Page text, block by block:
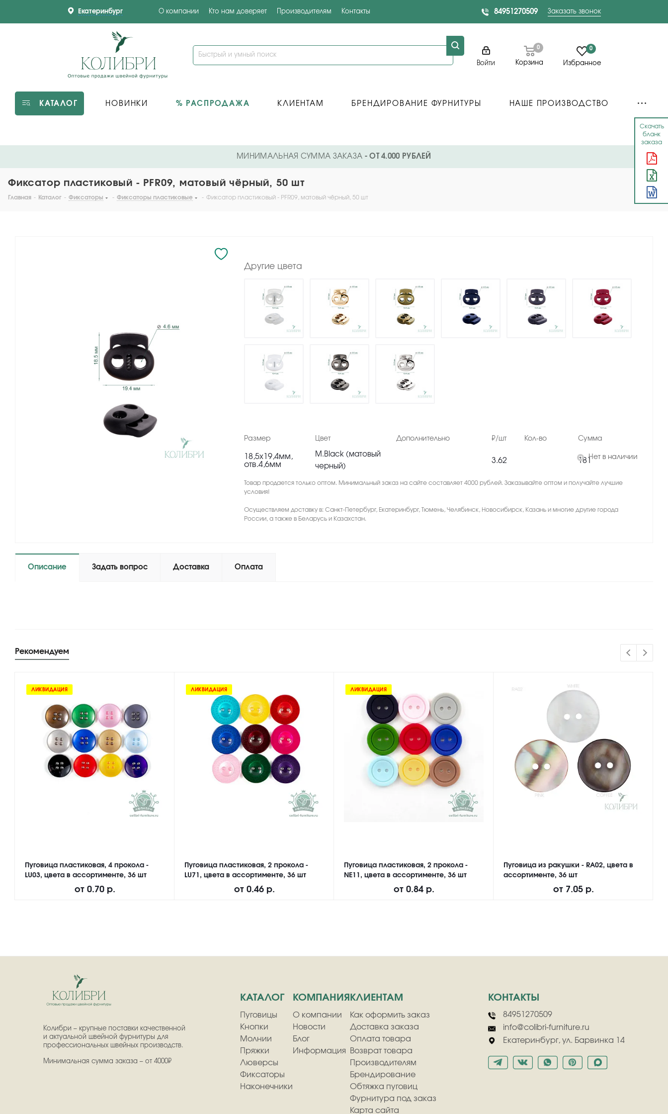
Скачать
бланк
заказа
Екатеринбург О компании Кто нам доверяет Производителям Контакты 84951270509 Заказать звонок
Войти Корзина
0 0
Избранное
КАТАЛОГ НОВИНКИ % РАСПРОДАЖА КЛИЕНТАМ БРЕНДИРОВАНИЕ ФУРНИТУРЫ НАШЕ ПРОИЗВОДСТВО
МИНИМАЛЬНАЯ СУММА ЗАКАЗА - ОТ 4.000 РУБЛЕЙ
Фиксатор пластиковый - PFR09, матовый чёрный, 50 шт
Главная - Каталог - Фиксаторы - Фиксаторы пластиковые - Фиксатор пластиковый - PFR09, матовый чёрный, 50 шт
Другие цвета
Размер Цвет Дополнительно ₽/шт Кол-во Сумма
18,5х19,4мм,
отв.4,6мм
M.Black (матовый
черный)
3.62 181Нет в наличии
Товар продается только оптом. Минимальный заказ на сайте составляет 4000 рублей. Заказывайте оптом и получайте лучшие
условия!
Осуществляем доставку в: Санкт-Петербург, Екатеринбург, Тюмень, Челябинск, Новосибирск, Казань и многие другие города
России, а также в Беларусь и Казахстан.
Описание Задать вопрос Доставка Оплата
Рекомендуем
ЛИКВИДАЦИЯ
Пуговица пластиковая, 4 прокола -
LU03, цвета в ассортименте, 36 шт
от 0.70 р.
ЛИКВИДАЦИЯ
Пуговица пластиковая, 2 прокола -
LU71, цвета в ассортименте, 36 шт
от 0.46 р.
ЛИКВИДАЦИЯ
Пуговица пластиковая, 2 прокола -
NE11, цвета в ассортименте, 36 шт
от 0.84 р.
Пуговица из ракушки - RA02, цвета в
ассортименте, 36 шт
от 7.05 р.
Колибри – крупные поставки качественной
и актуальной швейной фурнитуры для
профессиональных швейных производств.
Минимальная сумма заказа – от 4000₽
КАТАЛОГ
Пуговицы
Кнопки
Молнии
Пряжки
Люверсы
Фиксаторы
Наконечники
КОМПАНИЯ
О компании
Новости
Блог
Информация
КЛИЕНТАМ
Как оформить заказ
Доставка заказа
Оплата товара
Возврат товара
Производителям
Брендирование
Обтяжка пуговиц
Фурнитура под заказ
Карта сайта
КОНТАКТЫ
84951270509
info@colibri-furniture.ru
Екатеринбург, ул. Барвинка 14